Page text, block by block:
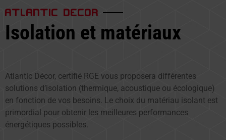
ATLANTIC DECOR
Isolation et matériaux
Atlantic Décor, certifié RGE vous proposera différentes
solutions d’isolation (thermique, acoustique ou écologique)
en fonction de vos besoins. Le choix du matériau isolant est
primordial pour obtenir les meilleures performances
énergétiques possibles.